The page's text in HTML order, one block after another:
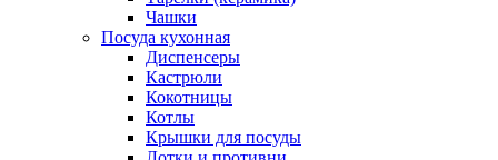
Чашки
Посуда кухонная
Диспенсеры
Кастрюли
Кокотницы
Котлы
Крышки для посуды